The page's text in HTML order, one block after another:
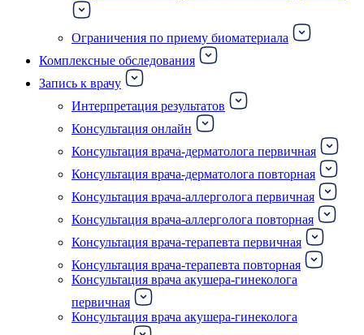
Ограничения по приему биоматериала
Комплексные обследования
Запись к врачу
Интерпретация результатов
Консультация онлайн
Консультация врача-дерматолога первичная
Консультация врача-дерматолога повторная
Консультация врача-аллерголога первичная
Консультация врача-аллерголога повторная
Консультация врача-терапевта первичная
Консультация врача-терапевта повторная
Консультация врача акушера-гинеколога
первичная
Консультация врача акушера-гинеколога